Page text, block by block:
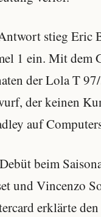
stieg Eric
1 ein. Mit dem
der Lola T
der keinen
auf
beim
und Vincenzo
erklärte